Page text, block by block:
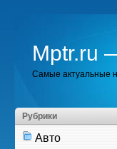
Mptr.ru
Самые актуальные
Рубрики
Авто